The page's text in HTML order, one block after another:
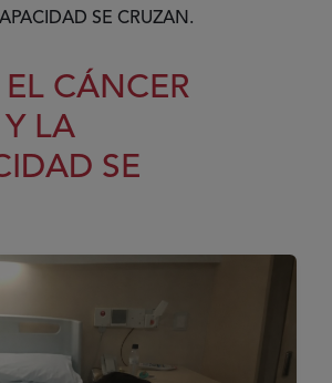
SE CRUZAN.
CÁNCER
LA
SE